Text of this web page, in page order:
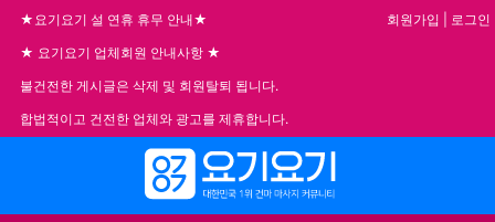
★요기요기 설 연휴 휴무 안내★
★ 요기요기 업체회원 안내사항 ★
불건전한 게시글은 삭제 및 회원탈퇴 됩니다.
합법적이고 건전한 업체와 광고를 제휴합니다.
회원가입 로그인